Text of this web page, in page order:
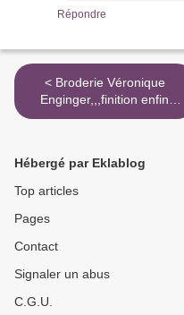
Répondre
< Broderie Véronique
Enginger,,,finition enfin
presque
Hébergé par Eklablog
Top articles
Pages
Contact
Signaler un abus
C.G.U.